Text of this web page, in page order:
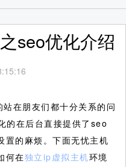
seo优化介绍
在朋友们都十分关系的问
的在后台直接提供了seo
置的麻烦。下面无忧主机
何在独立ip虚拟主机环境